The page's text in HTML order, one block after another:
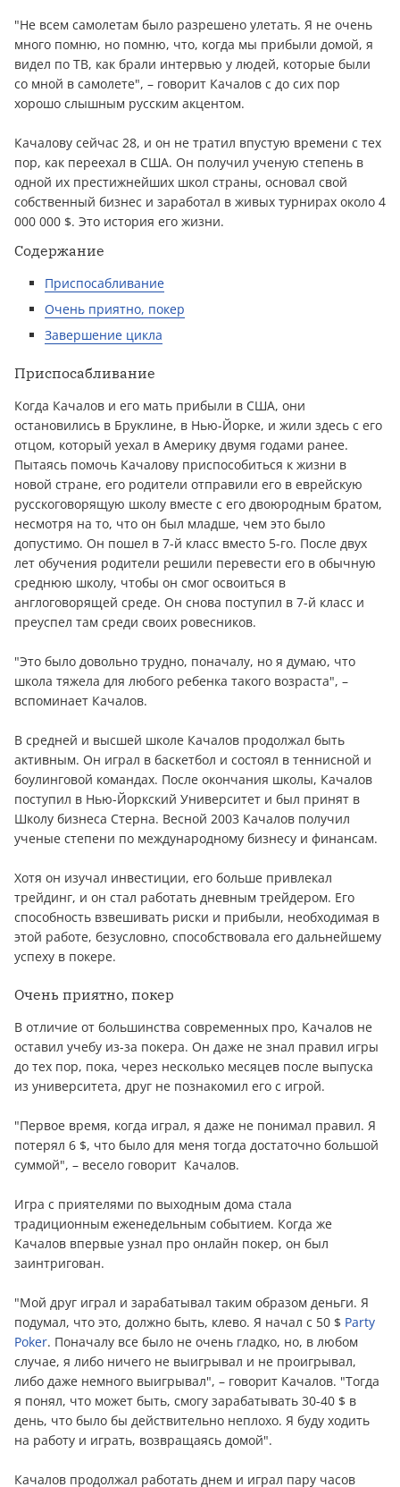
"Не всем самолетам было разрешено улетать. Я не очень
много помню, но помню, что, когда мы прибыли домой, я
видел по ТВ, как брали интервью у людей, которые были
со мной в самолете", – говорит Качалов с до сих пор
хорошо слышным русским акцентом.
Качалову сейчас 28, и он не тратил впустую времени с тех
пор, как переехал в США. Он получил ученую степень в
одной их престижнейших школ страны, основал свой
собственный бизнес и заработал в живых турнирах около 4
000 000 $. Это история его жизни.
Содержание
Приспосабливание
Очень приятно, покер
Завершение цикла
Приспосабливание
Когда Качалов и его мать прибыли в США, они
остановились в Бруклине, в Нью-Йорке, и жили здесь с его
отцом, который уехал в Америку двумя годами ранее.
Пытаясь помочь Качалову приспособиться к жизни в
новой стране, его родители отправили его в еврейскую
русскоговорящую школу вместе с его двоюродным братом,
несмотря на то, что он был младше, чем это было
допустимо. Он пошел в 7-й класс вместо 5-го. После двух
лет обучения родители решили перевести его в обычную
среднюю школу, чтобы он смог освоиться в
англоговорящей среде. Он снова поступил в 7-й класс и
преуспел там среди своих ровесников.
"Это было довольно трудно, поначалу, но я думаю, что
школа тяжела для любого ребенка такого возраста", –
вспоминает Качалов.
В средней и высшей школе Качалов продолжал быть
активным. Он играл в баскетбол и состоял в теннисной и
боулинговой командах. После окончания школы, Качалов
поступил в Нью-Йоркский Университет и был принят в
Школу бизнеса Стерна. Весной 2003 Качалов получил
ученые степени по международному бизнесу и финансам.
Хотя он изучал инвестиции, его больше привлекал
трейдинг, и он стал работать дневным трейдером. Его
способность взвешивать риски и прибыли, необходимая в
этой работе, безусловно, способствовала его дальнейшему
успеху в покере.
Очень приятно, покер
В отличие от большинства современных про, Качалов не
оставил учебу из-за покера. Он даже не знал правил игры
до тех пор, пока, через несколько месяцев после выпуска
из университета, друг не познакомил его с игрой.
"Первое время, когда играл, я даже не понимал правил. Я
потерял 6 $, что было для меня тогда достаточно большой
суммой", – весело говорит Качалов.
Игра с приятелями по выходным дома стала
традиционным еженедельным событием. Когда же
Качалов впервые узнал про онлайн покер, он был
заинтригован.
"Мой друг играл и зарабатывал таким образом дeньги. Я
подумал, что это, должно быть, клево. Я начал с 50 $ Party
Poker. Поначалу все было не очень гладко, но, в любом
случае, я либо ничего не выигрывал и не проигрывал,
либо даже немного выигрывал", – говорит Качалов. "Тогда
я понял, что может быть, смогу зарабатывать 30-40 $ в
день, что было бы действительно неплохо. Я буду ходить
на работу и играть, возвращаясь домой".
Качалов продолжал работать днем и играл пару часов